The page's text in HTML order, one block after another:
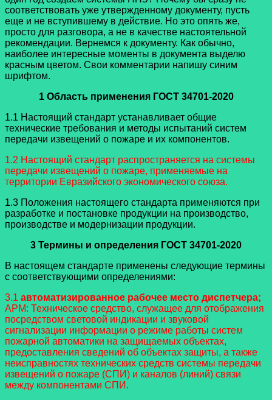
соответствовать уже утвержденному документу, пусть
еще и не вступившему в действие. Но это опять же,
просто для разговора, а не в качестве настоятельной
рекомендации. Вернемся к документу. Как обычно,
наиболее интересные моменты в документа выделю
красным цветом. Свои комментарии напишу синим
шрифтом.
1 Область применения ГОСТ 34701-2020
1.1 Настоящий стандарт устанавливает общие
технические требования и методы испытаний систем
передачи извещений о пожаре и их компонентов.
1.2 Настоящий стандарт распространяется на системы
передачи извещений о пожаре, применяемые на
территории Евразийского экономического союза.
1.3 Положения настоящего стандарта применяются при
разработке и постановке продукции на производство,
производстве и модернизации продукции.
3 Термины и определения ГОСТ 34701-2020
В настоящем стандарте применены следующие термины
с соответствующими определениями:
3.1 автоматизированное рабочее место диспетчера;
АРМ: Техническое средство, служащее для отображения
посредством световой индикации и звуковой
сигнализации информации о режиме работы систем
пожарной автоматики на защищаемых объектах,
предоставления сведений об объектах защиты, а также
неисправностях технических средств системы передачи
извещений о пожаре (СПИ) и каналов (линий) связи
между компонентами СПИ.